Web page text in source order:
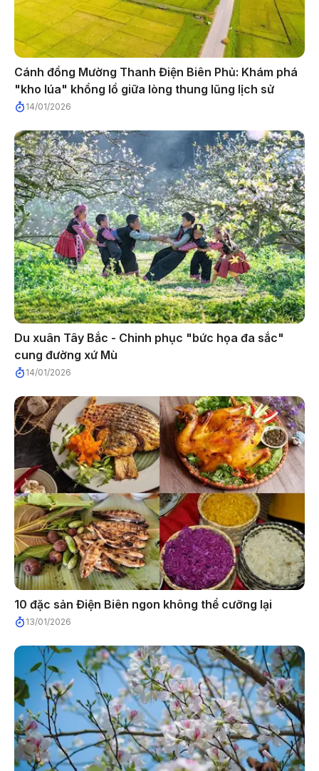
Cánh đồng Mường Thanh Điện Biên Phủ: Khám phá
"kho lúa" khổng lồ giữa lòng thung lũng lịch sử
14/01/2026
Du xuân Tây Bắc - Chinh phục "bức họa đa sắc"
cung đường xứ Mù
14/01/2026
10 đặc sản Điện Biên ngon không thể cưỡng lại
13/01/2026